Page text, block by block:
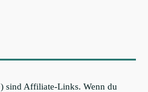
sind Affiliate-Links. Wenn du